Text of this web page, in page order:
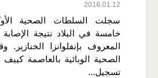
2016.01.12
سجلت السلطات الصحية
المعروف بإنفلوانزا
الصحية الوبائية بالعاصمة كييف
تسجيل...